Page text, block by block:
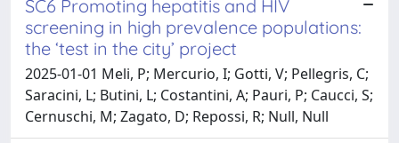
SC6 Promoting hepatitis and HIV
screening in high prevalence populations:
the ‘test in the city’ project
2025-01-01 Meli, P; Mercurio, I; Gotti, V; Pellegris, C;
Saracini, L; Butini, L; Costantini, A; Pauri, P; Caucci, S;
Cernuschi, M; Zagato, D; Repossi, R; Null, Null